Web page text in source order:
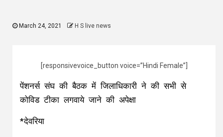
March 24, 2021 H S live news
[responsivevoice_button voice=”Hindi Female”]
पेंशनर्स संघ की बैठक में जिलाधिकारी ने की सभी से
कोविड टीका लगवाये जाने की अपेक्षा
*देवरिया